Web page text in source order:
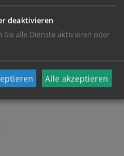
deaktivieren
alle Dienste aktivieren oder
Alle akzeptieren